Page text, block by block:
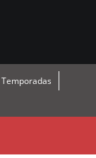
Temporadas